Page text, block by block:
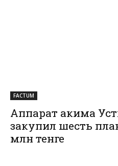
FACTUM
Аппарат акима
закупил шесть
млн тенге